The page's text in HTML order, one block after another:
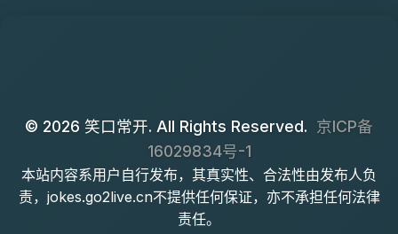
© 2026 笑口常开. All Rights Reserved. 京ICP备
16029834号-1
本站内容系用户自行发布，其真实性、合法性由发布人负
责，jokes.go2live.cn不提供任何保证，亦不承担任何法律
责任。